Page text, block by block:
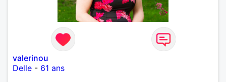
valerinou
Delle - 61 ans